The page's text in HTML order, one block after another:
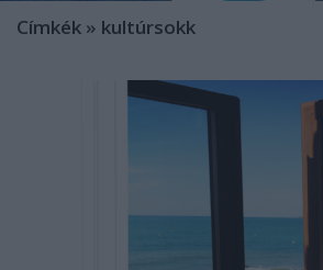
Címkék » kultúrsokk